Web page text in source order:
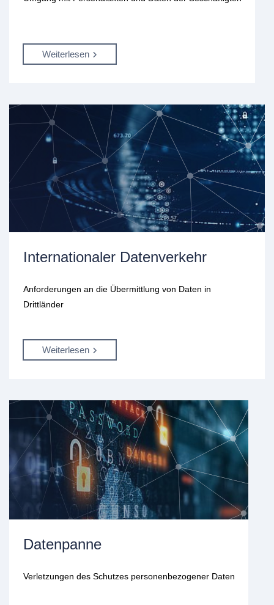
Weiterlesen
Internationaler Datenverkehr
Anforderungen an die Übermittlung von Daten in
Drittländer
Weiterlesen
Datenpanne
Verletzungen des Schutzes personenbezogener Daten